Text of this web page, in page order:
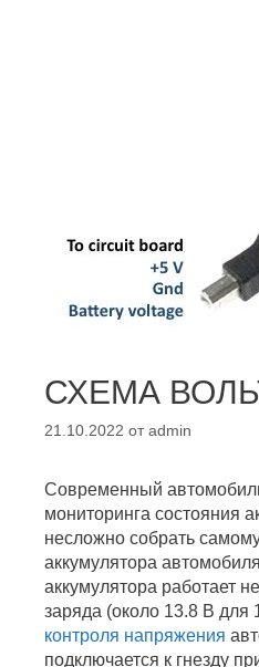
СХЕМА
21.10.2022 от admin
Современный
мониторинга состояния
несложно собрать
аккумулятора
аккумулятора работает
заряда (около 13.8 В для
контроля напряжения
подключается к гнезду